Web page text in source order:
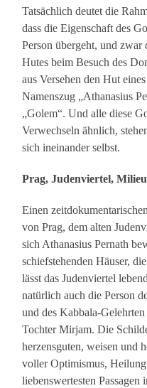
Tatsächlich deutet die
dass die Eigenschaft des
Person übergeht, und
Hutes beim Besuch des
aus Versehen den Hut
Namenszug „Athanasius
„Golem“. Und alle diese
Verwechseln ähnlich,
sich ineinander selbst.
Prag, Judenviertel, Milieu
Einen
von Prag, dem alten
sich Athanasius Pernath
schiefstehenden Häuser,
lässt das Judenviertel
natürlich auch die Person
und des Kabbala-
Tochter Mirjam. Die
herzensguten, weisen und
voller Optimismus,
liebenswertesten Passagen